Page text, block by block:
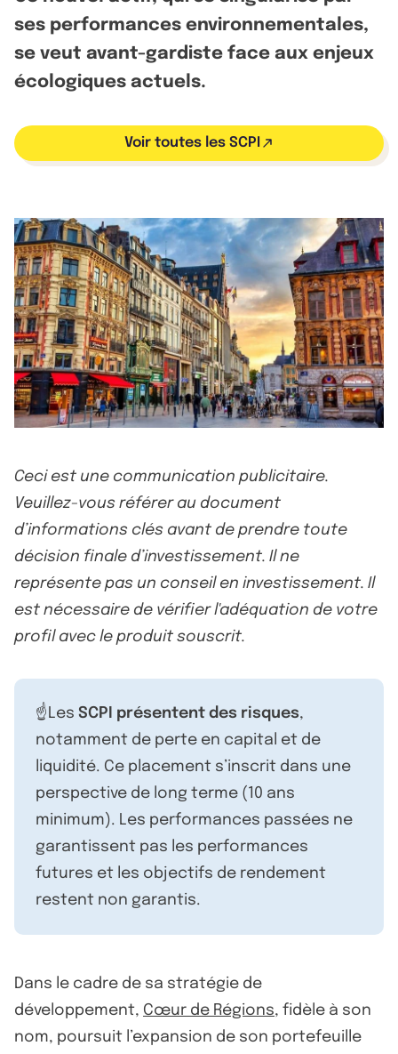
ses performances environnementales,
se veut avant-gardiste face aux enjeux
écologiques actuels.
Voir toutes les SCPI
Ceci est une communication publicitaire.
Veuillez-vous référer au document
d’informations clés avant de prendre toute
décision finale d’investissement. Il ne
représente pas un conseil en investissement. Il
est nécessaire de vérifier l'adéquation de votre
profil avec le produit souscrit.
☝️Les SCPI présentent des risques,
notamment de perte en capital et de
liquidité. Ce placement s’inscrit dans une
perspective de long terme (10 ans
minimum). Les performances passées ne
garantissent pas les performances
futures et les objectifs de rendement
restent non garantis.
Dans le cadre de sa stratégie de
développement, Cœur de Régions, fidèle à son
nom, poursuit l’expansion de son portefeuille